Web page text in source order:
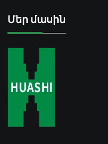
Մեր մասին